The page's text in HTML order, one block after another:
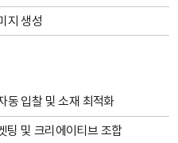
지 생성
동 입찰 및 소재 최적화
팅 및 크리에이티브 조합